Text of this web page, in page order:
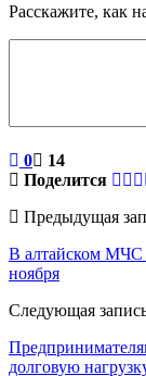
Расскажите, как
0
14
Поделится
Предыдущая
В алтайском МЧС
ноября
Следующая
долговую